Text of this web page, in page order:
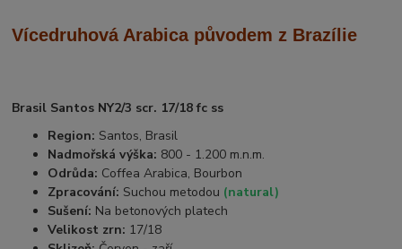
Vícedruhová Arabica původem z Brazílie
Brasil Santos NY2/3 scr. 17/18 fc ss
Region: Santos, Brasil
Nadmořská výška: 800 - 1.200 m.n.m.
Odrůda: Coffea Arabica, Bourbon
Zpracování: Suchou metodou (natural)
Sušení: Na betonových platech
Velikost zrn: 17/18